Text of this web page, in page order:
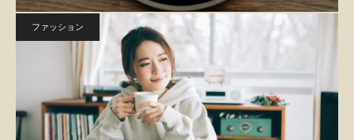
ファッション